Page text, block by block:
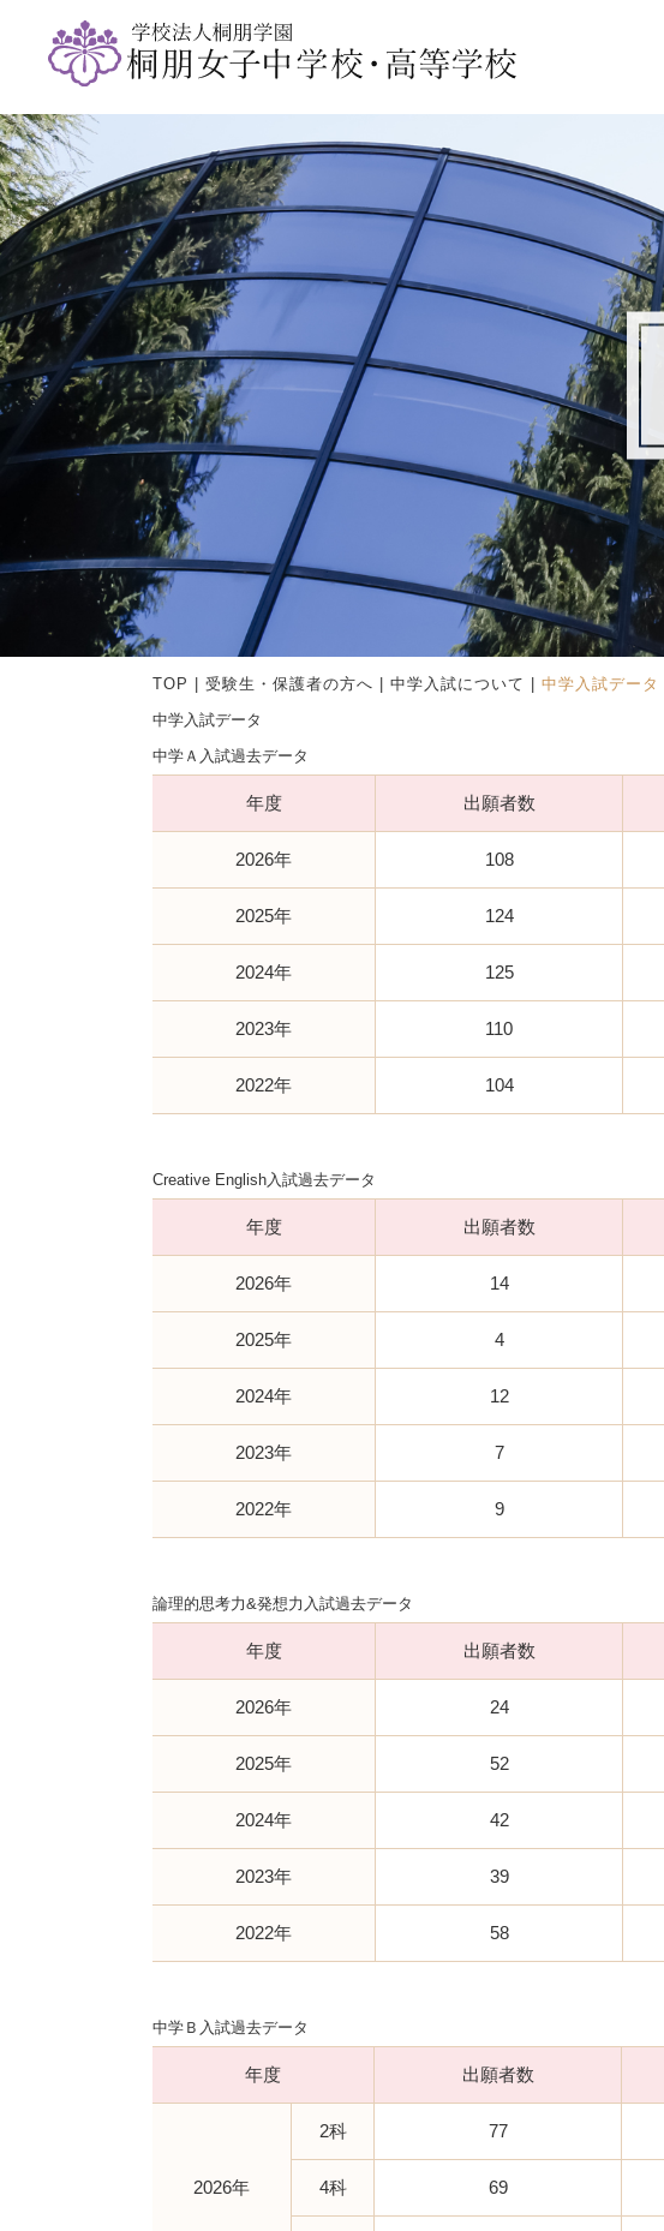
TOP | 受験生・保護者の方へ | 中学入試について | 中学入試データ
中学入試データ
中学Ａ入試過去データ
年度 出願者数
2026年 108
2025年 124
2024年 125
2023年 110
2022年 104
Creative English入試過去データ
年度 出願者数
2026年 14
2025年 4
2024年 12
2023年 7
2022年 9
論理的思考力&発想力入試過去データ
年度 出願者数
2026年 24
2025年 52
2024年 42
2023年 39
2022年 58
中学Ｂ入試過去データ
年度 出願者数
2026年
2科 77
4科 69